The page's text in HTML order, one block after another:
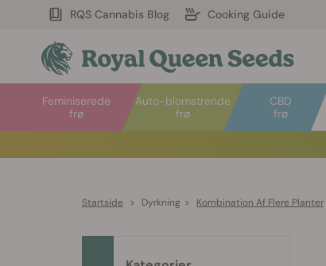
RQS Cannabis Blog Cooking Guide
Auto-blomstrende
frø
Feminiserede
frø
CBD
frø
Startside > Dyrkning > Kombination Af Flere Planter